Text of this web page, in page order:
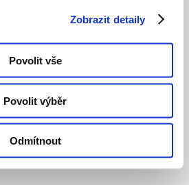
Zobrazit detaily
Povolit vše
Povolit výběr
Odmítnout